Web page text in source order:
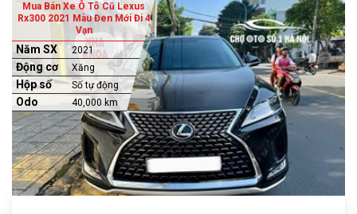
Mua Bán Xe Ô Tô Cũ Lexus
Rx300 2021 Màu Đen Mới Đi 4
Vạn
Năm SX 2021
Động cơ Xăng
Hộp số Số tự động
Odo 40,000 km